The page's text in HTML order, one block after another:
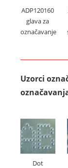
ADP120160
glava za
označavanje
Uzorci
Dot